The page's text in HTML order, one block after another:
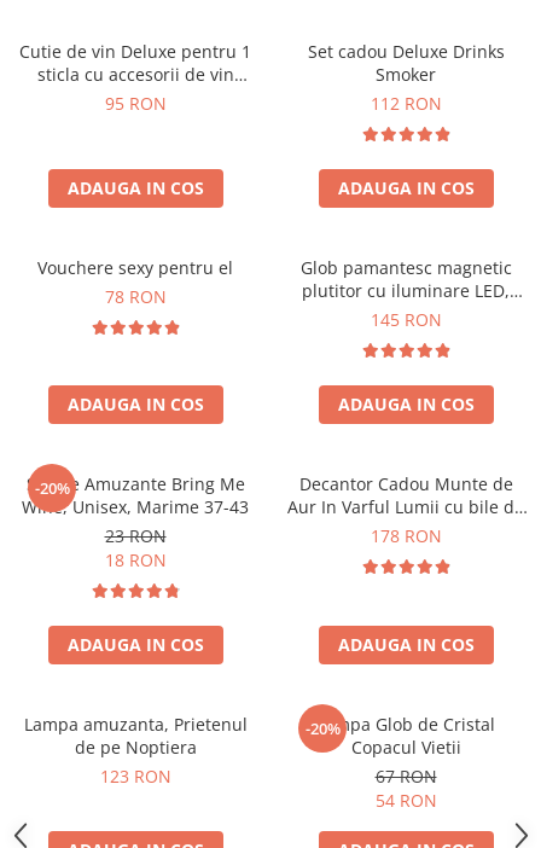
Cutie de vin Deluxe pentru 1
sticla cu accesorii de vin
incluse interior oranj
95 RON
ADAUGA IN COS
Set cadou Deluxe Drinks
Smoker
112 RON
ADAUGA IN COS
Vouchere sexy pentru el
78 RON
ADAUGA IN COS
Glob pamantesc magnetic
plutitor cu iluminare LED,
Forma C
145 RON
ADAUGA IN COS
-20%
Sosete Amuzante Bring Me
Wine, Unisex, Marime 37-43
23 RON
18 RON
ADAUGA IN COS
Decantor Cadou Munte de
Aur In Varful Lumii cu bile de
curatare
178 RON
ADAUGA IN COS
Lampa amuzanta, Prietenul
de pe Noptiera
123 RON
-20%
Lampa Glob de Cristal
Copacul Vietii
67 RON
54 RON